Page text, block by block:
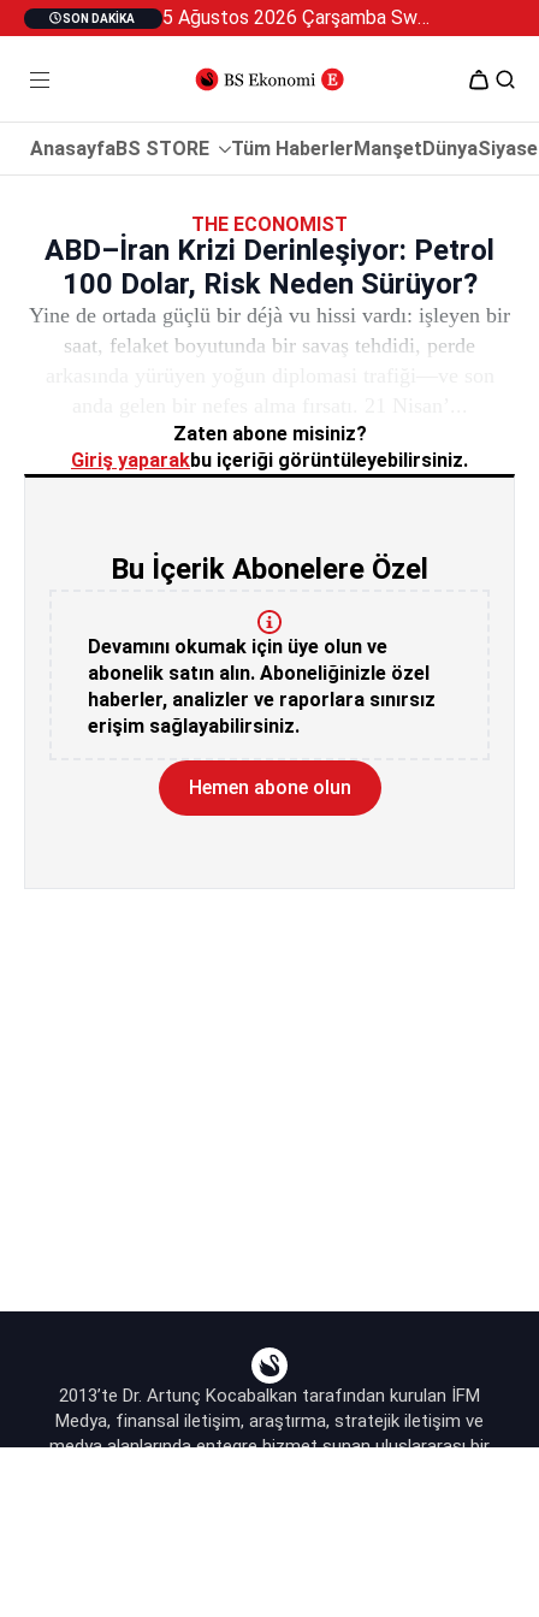
SON DAKIKA 5 Ağustos 2026 Çarşamba Swan Özel 2
AnasayfaBS STORE Tüm HaberlerManşetDünya
THE ECONOMIST
ABD–İran Krizi Derinleşiyor: Petrol
100 Dolar, Risk Neden Sürüyor?
Yine de ortada güçlü bir déjà vu hissi vardı: işleyen bir
saat, felaket boyutunda bir savaş tehdidi, perde
Zaten abone misiniz?
Giriş yaparakbu içeriği görüntüleyebilirsiniz.
Bu İçerik Abonelere Özel
Devamını okumak için üye olun ve
abonelik satın alın. Aboneliğinizle özel
haberler, analizler ve raporlara sınırsız
erişim sağlayabilirsiniz.
Hemen abone olun
2013’te Dr. Artunç Kocabalkan tarafından kurulan İFM
Medya, finansal iletişim, araştırma, stratejik iletişim ve
medya alanlarında entegre hizmet sunan uluslararası bir